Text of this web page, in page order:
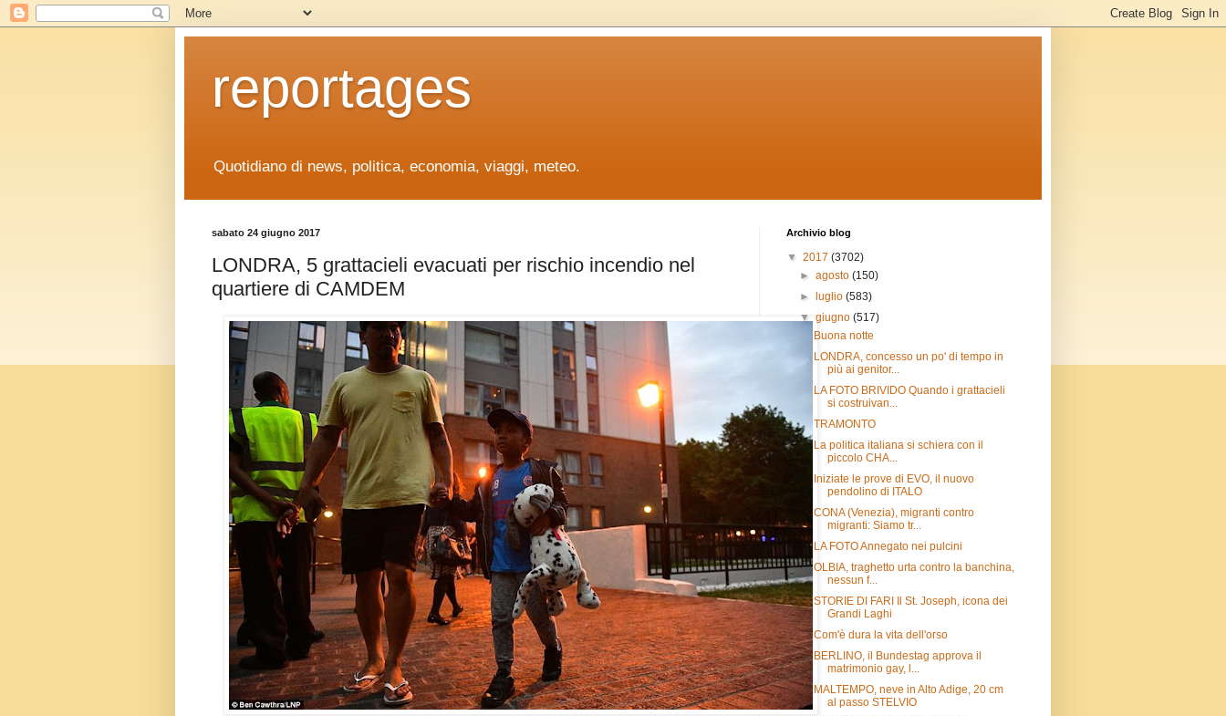
reportages
Quotidiano di news, politica, economia, viaggi, meteo.
sabato 24 giugno 2017
LONDRA, 5 grattacieli evacuati per rischio incendio nel
quartiere di CAMDEM
Archivio blog
▼ 2017 (3702)
►agosto(150)
►
luglio(583)
▼giugno(517)
Buona notte
LONDRA, concesso un po' di tempo in
più ai genitor...
LA FOTO BRIVIDO Quando i grattacieli
si costruivan...
TRAMONTO
La politica italiana si schiera con il
piccolo CHA...
Iniziate le prove di EVO, il nuovo
pendolino di ITALO
CONA (Venezia), migranti contro
migranti: Siamo tr...
LA FOTO Annegato nei pulcini
OLBIA, traghetto urta contro la banchina,
nessun f...
STORIE DI FARI Il St. Joseph, icona dei
Grandi Laghi
Com'è dura la vita dell'orso
BERLINO, il Bundestag approva il
matrimonio gay, l...
MALTEMPO, neve in Alto Adige, 20 cm
al passo STELVIO